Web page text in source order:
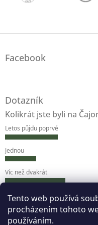
Tento web používá
procházením tohoto
používáním.
Facebook
Dotazník
Kolikrát jste byli na
Letos půjdu poprvé
Jednou
Víc než dvakrát
Víc než pětkrát
Víc než desetkrát